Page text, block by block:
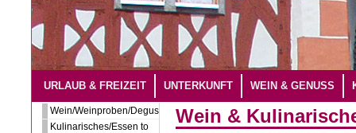
URLAUB & FREIZEIT UNTERKUNFT WEIN & GENUSS
Wein/Weinproben/Degustation
Kulinarisches/Essen to
Wein &